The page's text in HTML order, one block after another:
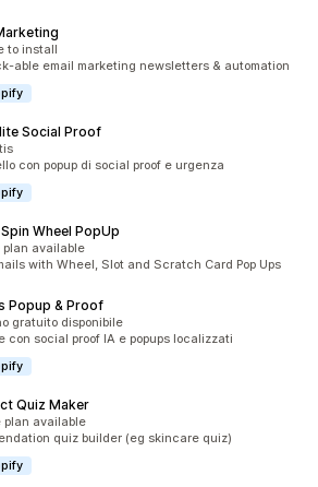
to install
able email marketing newsletters & automation
Social Proof
con popup di social proof e urgenza
Wheel PopUp
plan available
with Wheel, Slot and Scratch Card Pop Ups
Popup & Proof
gratuito disponibile
con social proof IA e popups localizzati
Quiz Maker
plan available
quiz builder (eg skincare quiz)